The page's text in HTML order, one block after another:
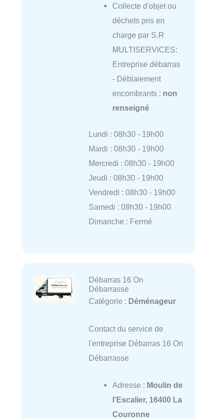
Collecte d'objet ou
déchets pris en
charge par S.R
MULTISERVICES:
Entreprise débarras
- Déblaiement
encombrants : non
renseigné
Lundi : 08h30 - 19h00
Mardi : 08h30 - 19h00
Mercredi : 08h30 - 19h00
Jeudi : 08h30 - 19h00
Vendredi : 08h30 - 19h00
Samedi : 08h30 - 19h00
Dimanche : Fermé
Débarras 16 On
Débarrasse
Catégorie : Déménageur
Contact du service de
l'entreprise Débarras 16 On
Débarrasse
Adresse : Moulin de
l'Escalier, 16400 La
Couronne